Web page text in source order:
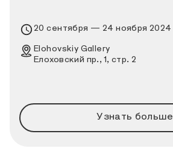
Время проведения выставки
20 сентября — 24 ноября 2024
Место проведения выставки
Elohovskiy Gallery
Елоховский пр., 1, стр. 2
Узнать больше